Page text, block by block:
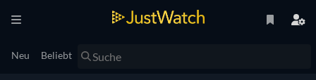
Neu Beliebt